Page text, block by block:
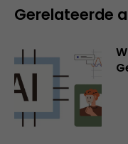
Gerelateerde